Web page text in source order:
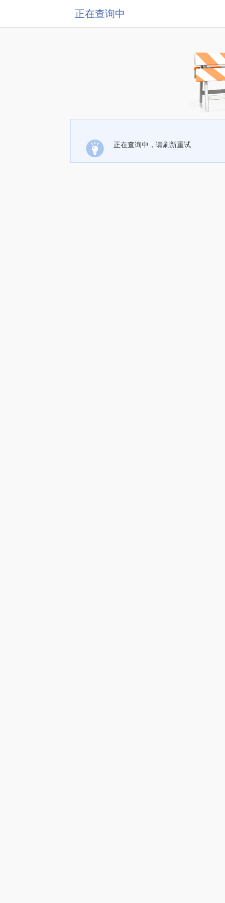
正在查询中
正在查询中，请刷新重试